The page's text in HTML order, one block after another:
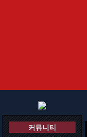
커뮤니티